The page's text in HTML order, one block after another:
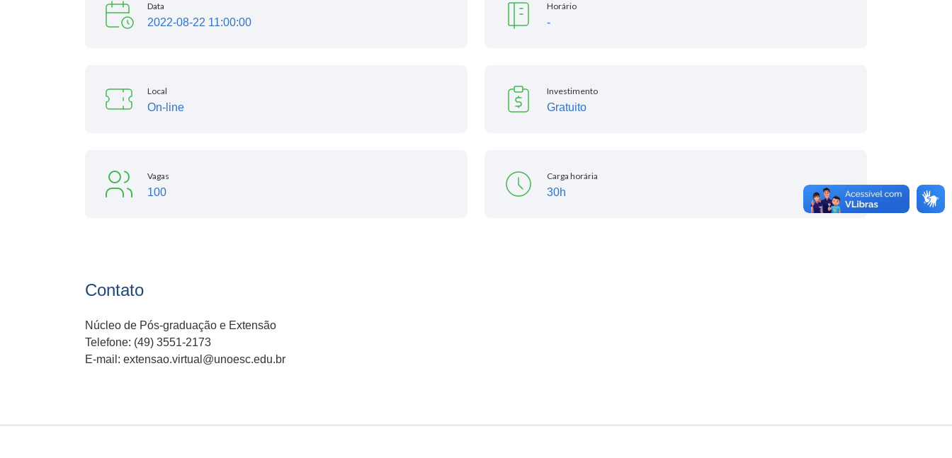
Data
2022-08-22 11:00:00
Horário
-
Local
On-line
Investimento
Gratuito
Vagas
100
Carga horária
30h
Contato
Núcleo de Pós-graduação e Extensão
Telefone: (49) 3551-2173
E-mail: extensao.virtual@unoesc.edu.br